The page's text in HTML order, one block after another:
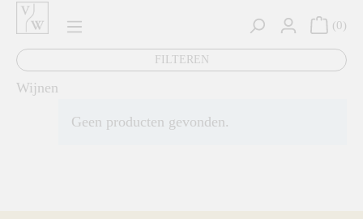
0
FILTEREN
Wijnen
Geen producten gevonden.